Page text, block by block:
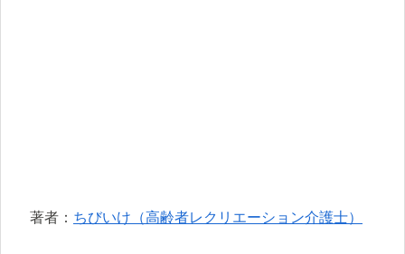
著者： ちびいけ（高齢者レクリエーション介護士）